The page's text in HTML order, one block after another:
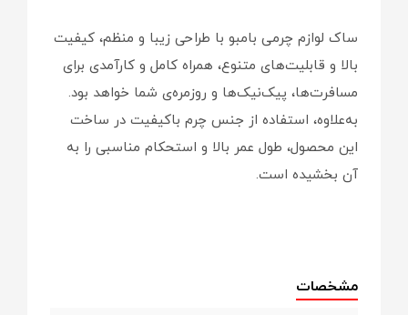
ساک لوازم چرمی بامبو با طراحی زیبا و منظم، کیفیت
بالا و قابلیت‌های متنوع، همراه کامل و کارآمدی برای
مسافرت‌ها، پیک‌نیک‌ها و روزمره‌ی شما خواهد بود.
به‌علاوه، استفاده از جنس چرم باکیفیت در ساخت
این محصول، طول عمر بالا و استحکام مناسبی را به
آن بخشیده است.
مشخصات